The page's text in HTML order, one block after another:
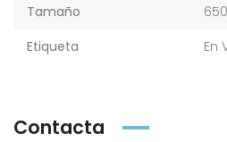
Tamaño
Etiqueta En
Contacta